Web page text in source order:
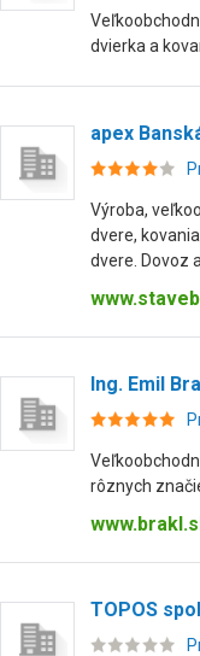
dvierka a
apex
Výroba,
dvere,
dvere. Dovoz
Ing. Emil
rôznych
TOPOS